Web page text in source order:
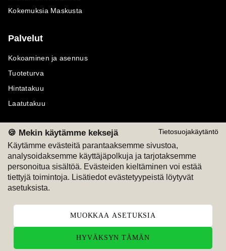
Tietosuojakäytäntö
🍪 Mekin käytämme keksejä
Käytämme evästeitä parantaaksemme sivustoa,
analysoidaksemme käyttäjäpolkuja ja tarjotaksemme
personoitua sisältöä. Evästeiden kieltäminen voi estää
tiettyjä toimintoja. Lisätiedot evästetyypeistä löytyvät
asetuksista.
MUOKKAA ASETUKSIA
HYVÄKSYN TÄMÄN
Kokemuksia Maskusta
Palvelut
Kokoaminen ja asennus
Tuoteturva
Hintatakuu
Laatutakuu
Maksutavat
MASKU
MASKU
Seuraa meitä